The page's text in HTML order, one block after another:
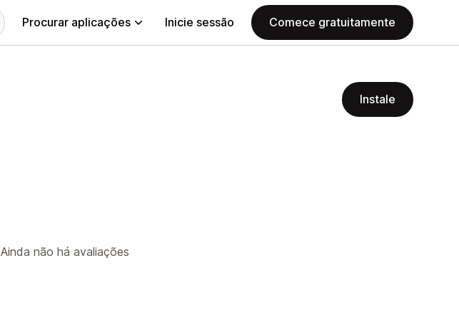
Procurar aplicações Inicie sessão Comece gratuitamente
Instale
Ainda não há avaliações